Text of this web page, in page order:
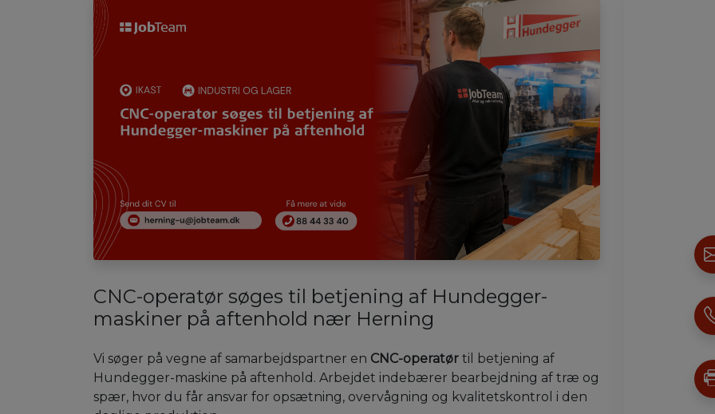
CNC-operatør søges til betjening af Hundegger-
maskiner på aftenhold nær Herning
Vi søger på vegne af samarbejdspartner en CNC-operatør til betjening af
Hundegger-maskine på aftenhold. Arbejdet indebærer bearbejdning af træ og
spær, hvor du får ansvar for opsætning, overvågning og kvalitetskontrol i den